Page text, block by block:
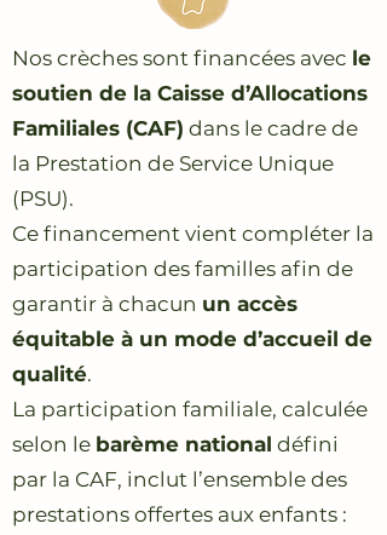
Nos crèches sont financées avec le
soutien de la Caisse d’Allocations
Familiales (CAF) dans le cadre de
la Prestation de Service Unique
(PSU).
Ce financement vient compléter la
participation des familles afin de
garantir à chacun un accès
équitable à un mode d’accueil de
qualité.
La participation familiale, calculée
selon le barème national défini
par la CAF, inclut l’ensemble des
prestations offertes aux enfants :